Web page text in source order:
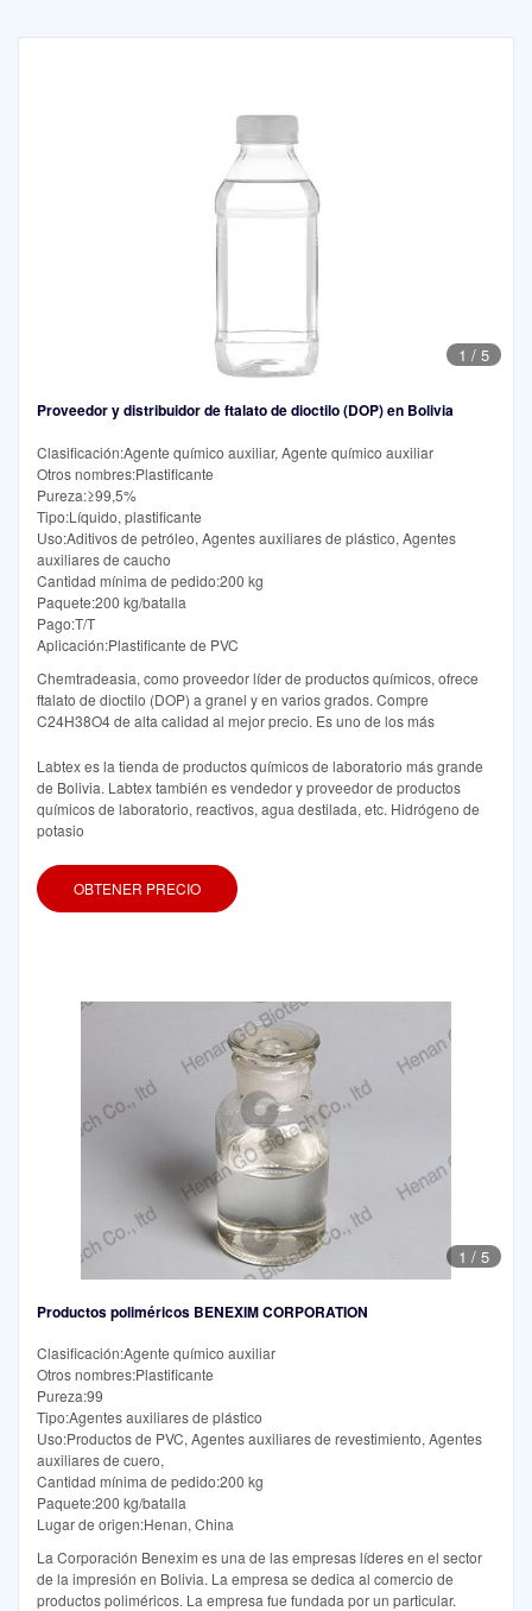
1 / 5
Proveedor y distribuidor de ftalato de dioctilo (DOP) en Bolivia
Clasificación:Agente químico auxiliar, Agente químico auxiliar
Otros nombres:Plastificante
Pureza:≥99,5%
Tipo:Líquido, plastificante
Uso:Aditivos de petróleo, Agentes auxiliares de plástico, Agentes
auxiliares de caucho
Cantidad mínima de pedido:200 kg
Paquete:200 kg/batalla
Pago:T/T
Aplicación:Plastificante de PVC
Chemtradeasia, como proveedor líder de productos químicos, ofrece
ftalato de dioctilo (DOP) a granel y en varios grados. Compre
C24H38O4 de alta calidad al mejor precio. Es uno de los más
Labtex es la tienda de productos químicos de laboratorio más grande
de Bolivia. Labtex también es vendedor y proveedor de productos
químicos de laboratorio, reactivos, agua destilada, etc. Hidrógeno de
potasio
OBTENER PRECIO
1 / 5
Productos poliméricos BENEXIM CORPORATION
Clasificación:Agente químico auxiliar
Otros nombres:Plastificante
Pureza:99
Tipo:Agentes auxiliares de plástico
Uso:Productos de PVC, Agentes auxiliares de revestimiento, Agentes
auxiliares de cuero,
Cantidad mínima de pedido:200 kg
Paquete:200 kg/batalla
Lugar de origen:Henan, China
La Corporación Benexim es una de las empresas líderes en el sector
de la impresión en Bolivia. La empresa se dedica al comercio de
productos poliméricos. La empresa fue fundada por un particular.